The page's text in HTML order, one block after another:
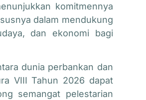
komitmennya
dalam mendukung
dan ekonomi bagi
dunia perbankan dan
VIII Tahun 2026 dapat
semangat pelestarian